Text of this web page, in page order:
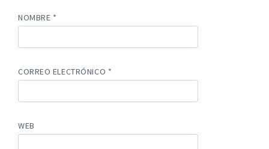
NOMBRE *
CORREO ELECTRÓNICO *
WEB